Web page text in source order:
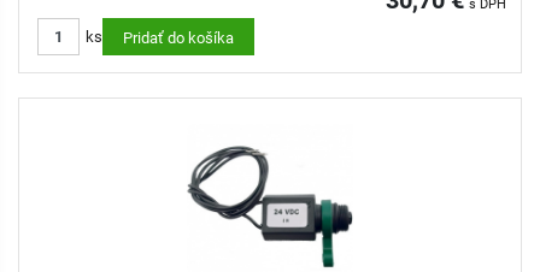
pripijenie s riadiacou jednotkou
s DPH
ks Pridať do košíka